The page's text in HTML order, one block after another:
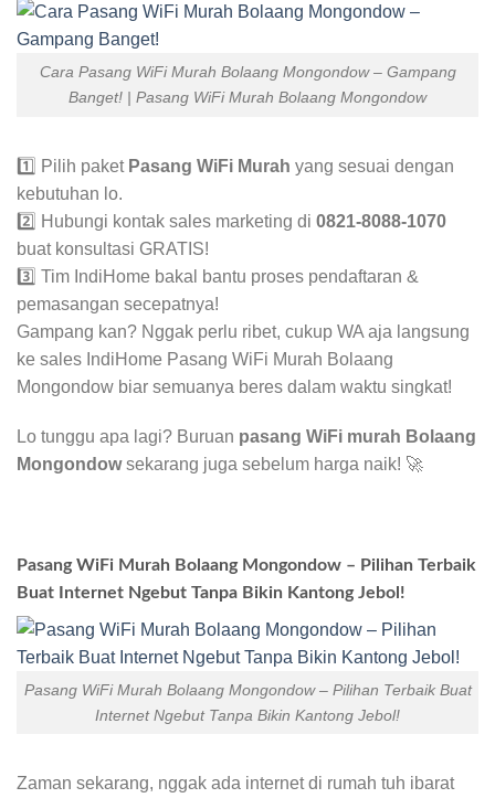
Cara Pasang WiFi Murah Bolaang Mongondow – Gampang
Banget! | Pasang WiFi Murah Bolaang Mongondow
1️⃣ Pilih paket Pasang WiFi Murah yang sesuai dengan
kebutuhan lo.
2️⃣ Hubungi kontak sales marketing di 0821-8088-1070
buat konsultasi GRATIS!
3️⃣ Tim IndiHome bakal bantu proses pendaftaran &
pemasangan secepatnya!
Gampang kan? Nggak perlu ribet, cukup WA aja langsung
ke sales IndiHome Pasang WiFi Murah Bolaang
Mongondow biar semuanya beres dalam waktu singkat!
Lo tunggu apa lagi? Buruan pasang WiFi murah Bolaang
Mongondowsekarang juga sebelum harga naik! 🚀
Pasang WiFi Murah Bolaang Mongondow – Pilihan Terbaik
Buat Internet Ngebut Tanpa Bikin Kantong Jebol!
Pasang WiFi Murah Bolaang Mongondow – Pilihan Terbaik Buat
Internet Ngebut Tanpa Bikin Kantong Jebol!
Zaman sekarang, nggak ada internet di rumah tuh ibarat